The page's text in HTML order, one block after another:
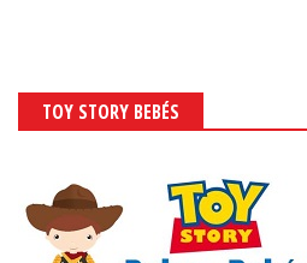
TOY STORY BEBÉS